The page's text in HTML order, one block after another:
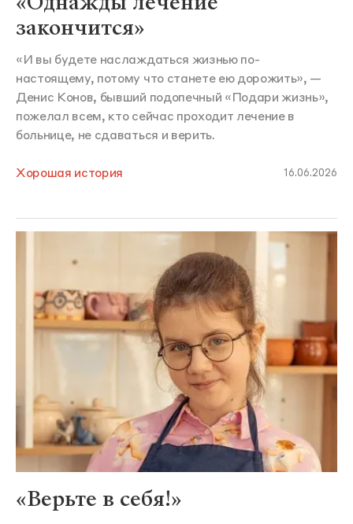
закончится»
«И вы будете наслаждаться жизнью по-
настоящему, потому что станете ею дорожить», —
Денис Конов, бывший подопечный «Подари жизнь»,
пожелал всем, кто сейчас проходит лечение в
больнице, не сдаваться и верить.
Хорошая история 16.06.2026
«Верьте в себя!»